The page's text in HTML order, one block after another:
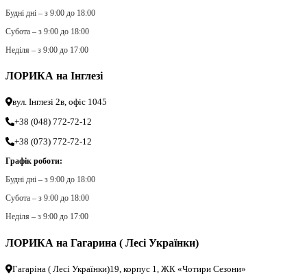
Будні дні – з 9:00 до 18:00
Субота – з 9:00 до 18:00
Неділя – з 9:00 до 17:00
ЛОРИКА на Інглезі
вул. Інглезі 2в, офіс 1045
+38 (048) 772-72-12
+38 (073) 772-72-12
Графік роботи:
Будні дні – з 9:00 до 18:00
Субота – з 9:00 до 18:00
Неділя – з 9:00 до 17:00
ЛОРИКА на Гагарина ( Лесі Українки)
Гагаріна ( Лесі Українки)19, корпус 1, ЖК «Чотири Сезони»